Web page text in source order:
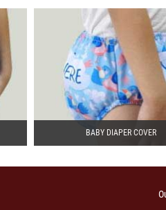
BABY DIAPER COVER